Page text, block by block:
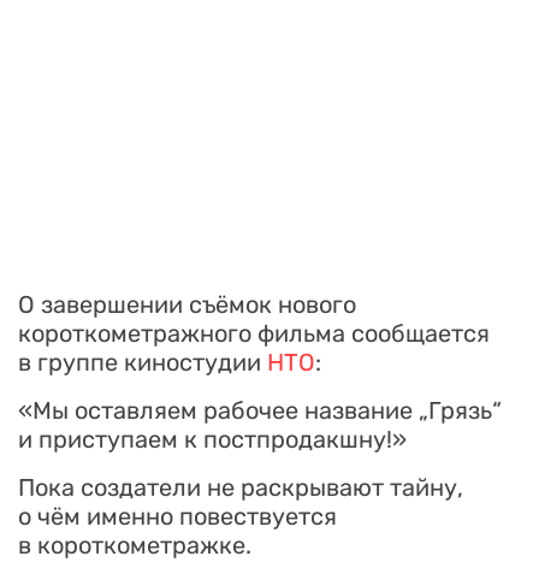
О завершении съёмок нового
короткометражного фильма сообщается
в группе киностудии НТО:
«Мы оставляем рабочее название „Грязь“
и приступаем к постпродакшну!»
Пока создатели не раскрывают тайну,
о чём именно повествуется
в короткометражке.